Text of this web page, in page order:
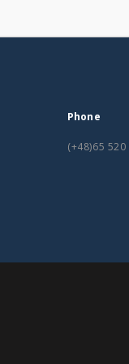
Phone
(+48)65 520